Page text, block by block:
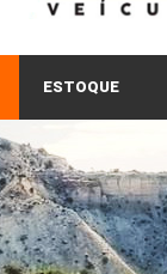
ESTOQUE